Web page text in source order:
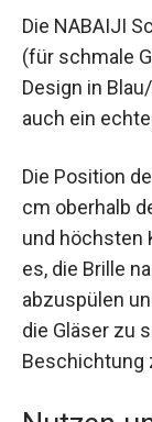
Details
Die NABAIJI
(für schmale
sondern auch
Schwimmbad.
Die Position
3 cm
Halt und
Wichtig ist es,